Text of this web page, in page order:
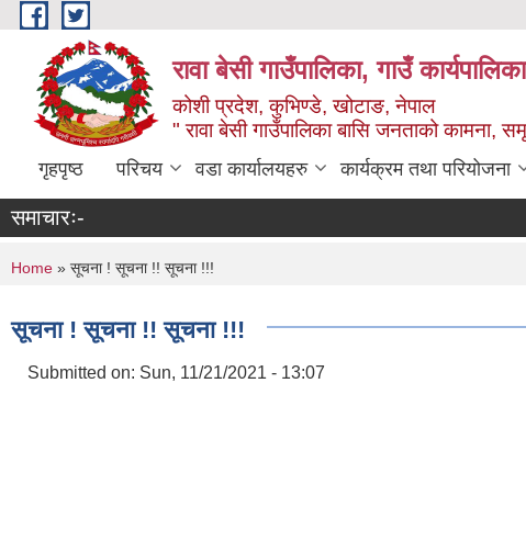
Skip to main content
रावा बेसी गाउँपालिका, गाउँ
कोशी प्रदेश, कुभिण्डे, खोटाङ, नेपाल
" रावा बेसी गाउँपालिका बासि जनताको कामना,
गृहपृष्ठ परिचय वडा कार्यालयहरु कार्यक्रम तथा परियोजना
समाचारः-
You are here
Home » सूचना ! सूचना !! सूचना !!!
सूचना ! सूचना !! सूचना !!!
Submitted on: Sun, 11/21/2021 - 13:07